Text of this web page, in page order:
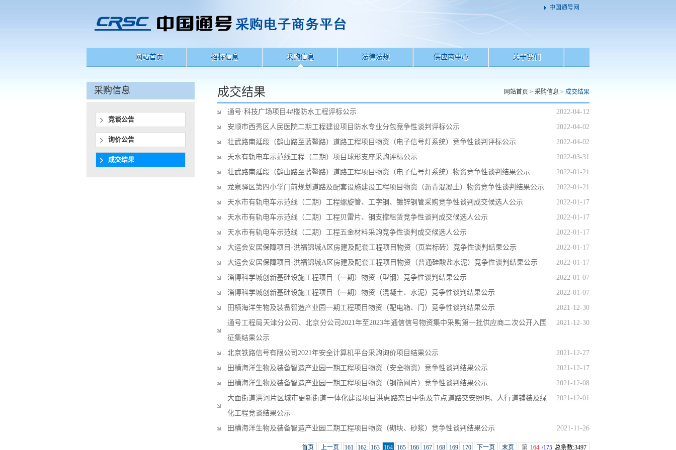
中国通号网
网站首页 招标信息 采购信息 法律法规 供应商中心 关于我们
采购信息
竞谈公告
询价公告
成交结果
网站首页 > 采购信息 > 成交结果
成交结果
通号·科技广场项目4#楼防水工程评标公示
2022-04-12
安顺市西秀区人民医院二期工程建设项目防水专业分包竞争性谈判评标公示
2022-04-02
壮武路南延段（鹤山路至蓝鳌路）道路工程项目物资（电子信号灯系统）竞争性谈判评标公示
2022-04-02
天水有轨电车示范线工程（二期）项目球形支座采购评标公示
2022-03-31
壮武路南延段（鹤山路至蓝鳌路）道路工程项目物资（电子信号灯系统）物资竞争性谈判结果公示
2022-01-21
龙泉驿区第四小学门前规划道路及配套设施建设工程项目物资（沥青混凝土）物资竞争性谈判结果公示
2022-01-21
天水市有轨电车示范线（二期）工程螺旋管、工字钢、镀锌钢管采购竞争性谈判成交候选人公示
2022-01-17
天水市有轨电车示范线（二期）工程贝雷片、钢支撑租赁竞争性谈判成交候选人公示
2022-01-17
天水市有轨电车示范线（二期）工程五金材料采购竞争性谈判成交候选人公示
2022-01-17
大运会安居保障项目-洪福锦城A区房建及配套工程项目物资（页岩标砖）竞争性谈判结果公示
2022-01-17
大运会安居保障项目-洪福锦城A区房建及配套工程项目物资（普通硅酸盐水泥）竞争性谈判结果公示
2022-01-17
淄博科学城创新基础设施工程项目（一期）物资（型钢）竞争性谈判结果公示
2022-01-07
淄博科学城创新基础设施工程项目（一期）物资（混凝土、水泥）竞争性谈判结果公示
2022-01-07
田横海洋生物及装备智造产业园一期工程项目物资（配电箱、门）竞争性谈判结果公示
2021-12-30
通号工程局天津分公司、北京分公司2021年至2023年通信信号物资集中采购第一批供应商二次公开入围
征集结果公示
2021-12-30
北京铁路信号有限公司2021年安全计算机平台采购询价项目结果公示
2021-12-27
田横海洋生物及装备智造产业园一期工程项目物资（安全物资）竞争性谈判结果公示
2021-12-17
田横海洋生物及装备智造产业园一期工程项目物资（钢筋网片）竞争性谈判结果公示
2021-12-08
大面街道洪河片区城市更新街道一体化建设项目洪惠路恋日中街及节点道路交安照明、人行道铺装及绿
化工程竞谈结果公示
2021-12-01
田横海洋生物及装备智造产业园二期工程项目物资（砌块、砂浆）竞争性谈判结果公示 2021-11-26
首页 上一页 161 162 163 164 165 166 167 168 169 170 下一页 末页 第 164 /175 总条数:3497